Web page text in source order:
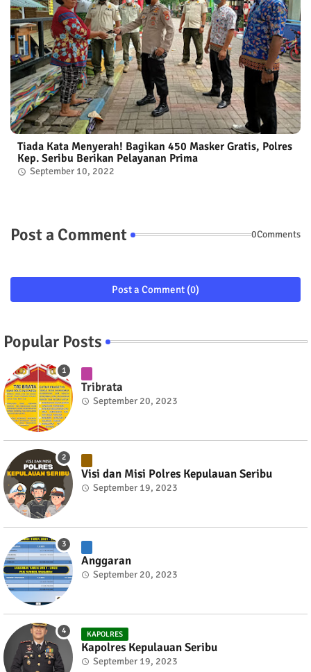
Tiada Kata Menyerah! Bagikan 450 Masker Gratis, Polres
Kep. Seribu Berikan Pelayanan Prima
September 10, 2022
Post a Comment 0Comments
Post a Comment (0)
Popular Posts
Tribrata
September 20, 2023
Visi dan Misi Polres Kepulauan Seribu
September 19, 2023
Anggaran
September 20, 2023
KAPOLRES
Kapolres Kepulauan Seribu
September 19, 2023